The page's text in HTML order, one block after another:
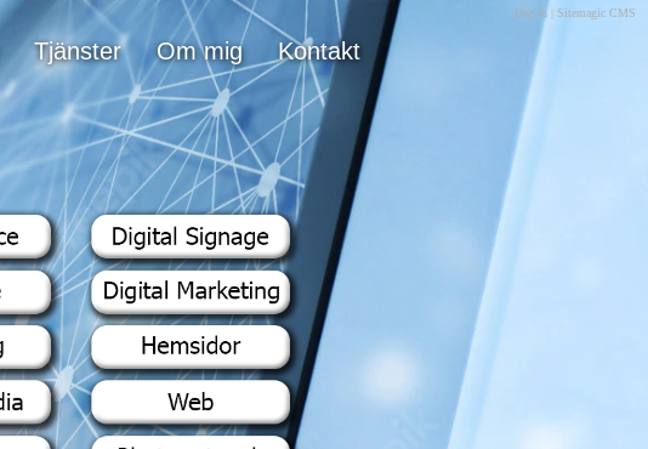
Tjänster Om mig Kontakt
Log in| Sitemagic CMS